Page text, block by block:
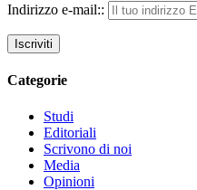
Indirizzo e-mail::
Categorie
Studi
Editoriali
Scrivono di noi
Media
Opinioni